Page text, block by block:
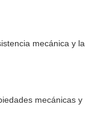
mecánica y la
mecánicas y